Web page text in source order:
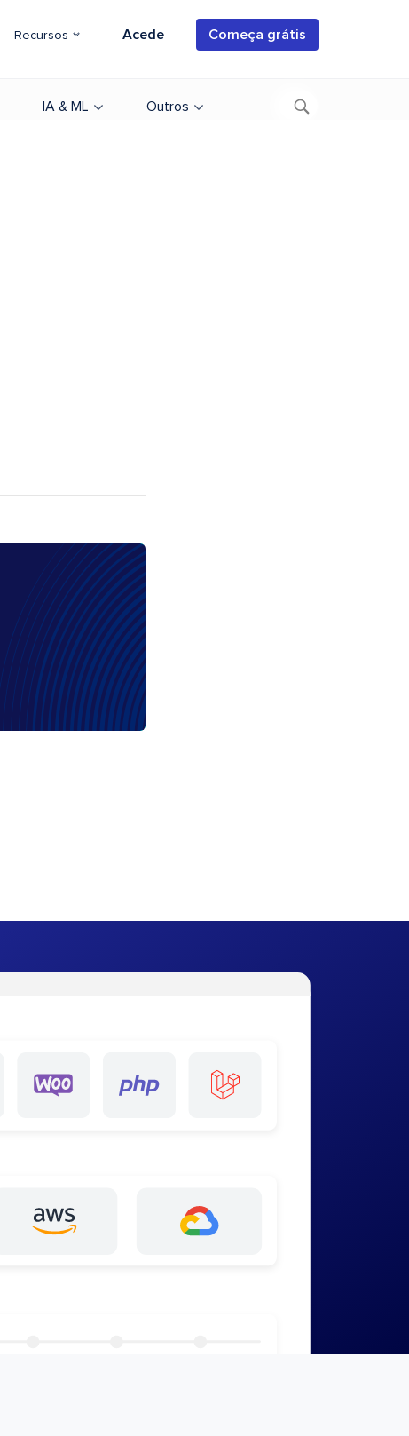
Recursos Acede Começa grátis
IA & ML Outros